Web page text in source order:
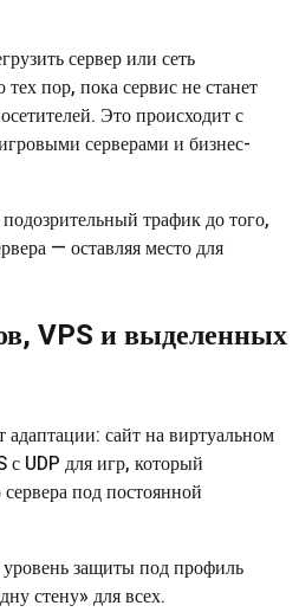
сервер или сеть
пор, пока сервис не станет
Это происходит с
серверами и бизнес-
трафик до того,
— оставляя место для
VPS и выделенных
сайт на виртуальном
с UDP для игр, который
под постоянной
защиты под профиль
стену» для всех.